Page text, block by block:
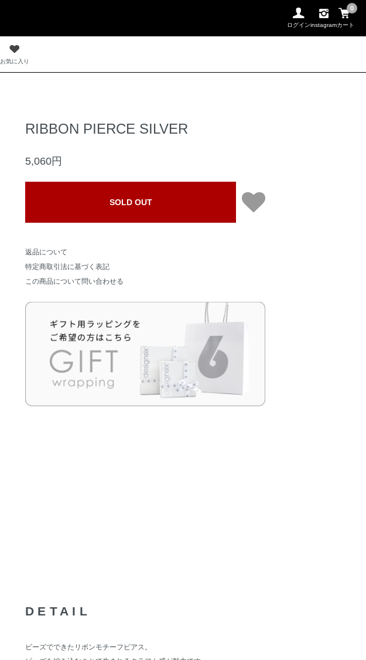
ログインinstagram
0
カート
お気に入り
RIBBON PIERCE SILVER
5,060円
SOLD OUT
返品について
特定商取引法に基づく表記
この商品について問い合わせる
DETAIL
ビーズでできたリボンモチーフピアス。